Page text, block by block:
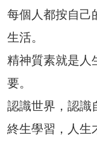
每個人都按自己
生活。
精神質素就是人
要。
認識世界，認識
終生學習，人生